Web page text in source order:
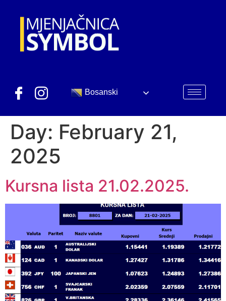
Bosanski
Day: February 21,
2025
Kursna lista 21.02.2025.